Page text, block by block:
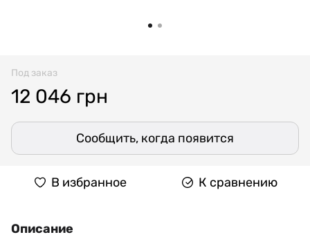
Под заказ
12 046 грн
Сообщить, когда появится
В избранное К сравнению
Описание